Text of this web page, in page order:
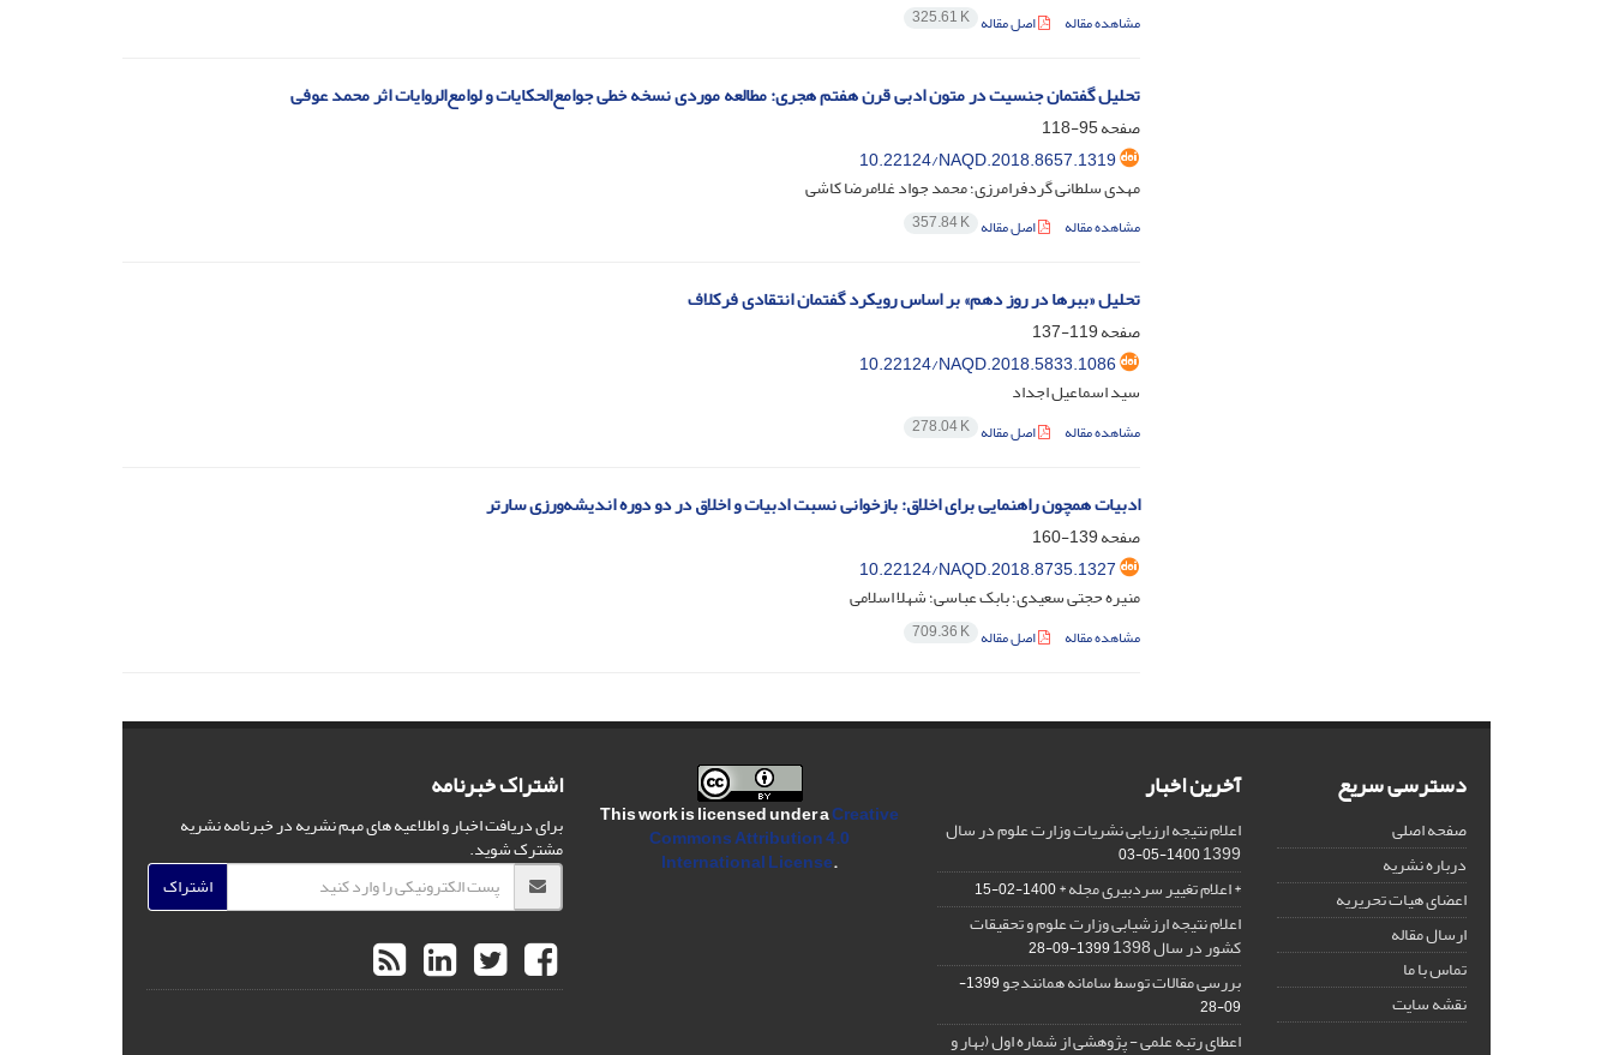
مشاهده مقاله اصل مقاله 325.61 K
تحلیل گفتمان جنسیت در متون ادبی قرن هفتم هجری: مطالعه موردی نسخه خطی جوامع‌الحکایات و لوامع‌الروایات اثر محمد عوفی
صفحه95-118
10.22124/NAQD.2018.8657.1319
مهدی سلطانی گردفرامرزی؛ محمد جواد غلامرضا کاشی
مشاهده مقاله اصل مقاله 357.84 K
تحلیل «ببرها در روز دهم» بر اساس رویکرد گفتمان انتقادی فرکلاف
صفحه119-137
10.22124/NAQD.2018.5833.1086
سید اسماعیل اجداد
مشاهده مقاله اصل مقاله 278.04 K
ادبیات همچون راهنمایی برای اخلاق: بازخوانی نسبت ادبیات و اخلاق در دو دوره اندیشه‌ورزی سارتر
صفحه139-160
10.22124/NAQD.2018.8735.1327
منیره حجتی سعیدی؛ بابک عباسی؛ شهلا اسلامی
مشاهده مقاله اصل مقاله 709.36 K
دسترسی سریع
صفحه اصلی
درباره نشریه
اعضای هیات تحریریه
ارسال مقاله
تماس با ما
نقشه سایت
آخرین اخبار
اعلام نتیجه ارزیابی نشریات وزارت علوم در سال
1399
1400-05-03
* اعلام تغییر سردبیری مجله *1400-02-15
اعلام نتیجه ارزشیابی وزارت علوم و تحقیقات
کشور در سال 1398 1399-09-28
بررسی مقالات توسط سامانه همانندجو
1399-
09-28
اعطای رتبه علمی - پژوهشی از شماره اول (بهار و
This work is licensed under aCreative
Commons Attribution 4.0
International License.
اشتراک خبرنامه
برای دریافت اخبار و اطلاعیه های مهم نشریه در خبرنامه نشریه
مشترک شوید.
اشتراک